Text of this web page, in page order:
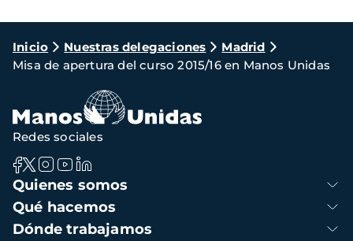
Ruta
de
navegación
Inicio Nuestras delegaciones
Madrid
Misa de apertura del curso 2015/16 en Manos Unidas
Navegación
principal
Quienes somos
Qué hacemos
Dónde trabajamos
Redes sociales